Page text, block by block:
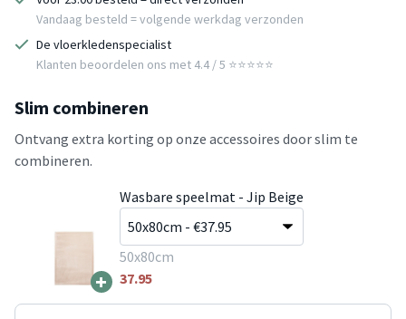
Vandaag besteld = volgende werkdag verzonden
De vloerkledenspecialist
Klanten beoordelen ons met 4.4 / 5 ⭐⭐⭐⭐⭐
Slim combineren
Ontvang extra korting op onze accessoires door slim te
combineren.
+
Wasbare speelmat - Jip Beige
50x80cm
37.95